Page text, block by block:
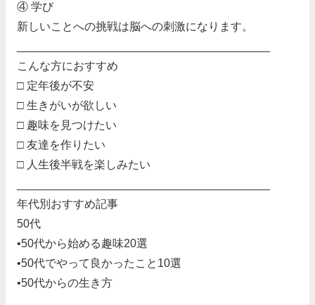
④ 学び
新しいことへの挑戦は脳への刺激になります。
こんな方におすすめ
□ 定年後が不安
□ 生きがいが欲しい
□ 趣味を見つけたい
□ 友達を作りたい
□ 人生後半戦を楽しみたい
年代別おすすめ記事
50代
•50代から始める趣味20選
•50代でやって良かったこと10選
•50代からの生き方